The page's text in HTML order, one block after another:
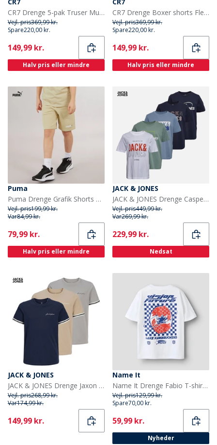
CR7 Drenge 5-pak Truser Multifarvet
Vejl. pris369,99 kr.
Spare220,00 kr.
Current
149,99 kr.
Halv pris eller mindre
CR7 Drenge Boxer shorts Flerfarvet
Vejl. pris369,99 kr.
Spare220,00 kr.
Current
149,99 kr.
Halv pris eller mindre
Puma
Puma Drenge Grafik Shorts Putty
Vejl. pris199,99 kr.
Var84,99 kr.
Current
79,99 kr.
Halv pris eller mindre
JACK & JONES
JACK & JONES Drenge Casper Fem pak T-shirts Iceberg Green
Vejl. pris449,99 kr.
Var269,99 kr.
Current
229,99 kr.
Nedsat
JACK & JONES
JACK & JONES Drenge Jaxon T-shirts Flerfarvet
Vejl. pris268,99 kr.
Var174,99 kr.
Current
149,99 kr.
Name It
Name It Drenge Fabio T-shirt Bright White
Vejl. pris129,99 kr.
Spare70,00 kr.
Current
59,99 kr.
Nyheder